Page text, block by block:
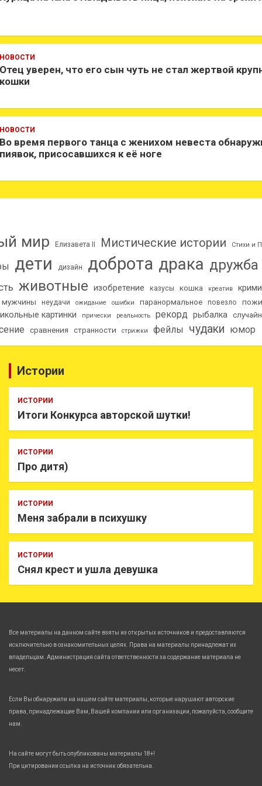
НОВОСТИ
Отец уверен, что его сын чуть не стал жертвой
кошки
НОВОСТИ
Во время первого танца с женихом невеста
пиявок, присосавшихся к её ноге
мир Елизавета II Мистические истории Стихи и
дети дизайн доброта драка дружба
животные изобретение казусы кошка креатив
мужчины неудачи ожидание ошибки паранормальное повезло
картинки прически реальность рекорд рыбалка
сравнения странности стрижки фейлы чудаки юмор
Истории
ИСТОРИИ
Итоги Конкурса авторской шутки!
ИСТОРИИ
Про дитя)
ИСТОРИИ
Меня забрали в психушку
ИСТОРИИ
Снял крест и ушла девушка
Все материалы на данном сайте взяты из открытых источников и предоставляются
исключительно в ознакомительных целях. Права на материалы принадлежат их
владельцам. Администрация сайта ответственности за содержание материала не
несет.
Если Вы обнаружили на нашем сайте материалы, которые нарушают авторские
права, принадлежащие Вам, Вашей компании или организации, пожалуйста, сообщите
нам.
На сайте могут быть опубликованы материалы 18+!
При цитировании ссылка на источник обязательна.